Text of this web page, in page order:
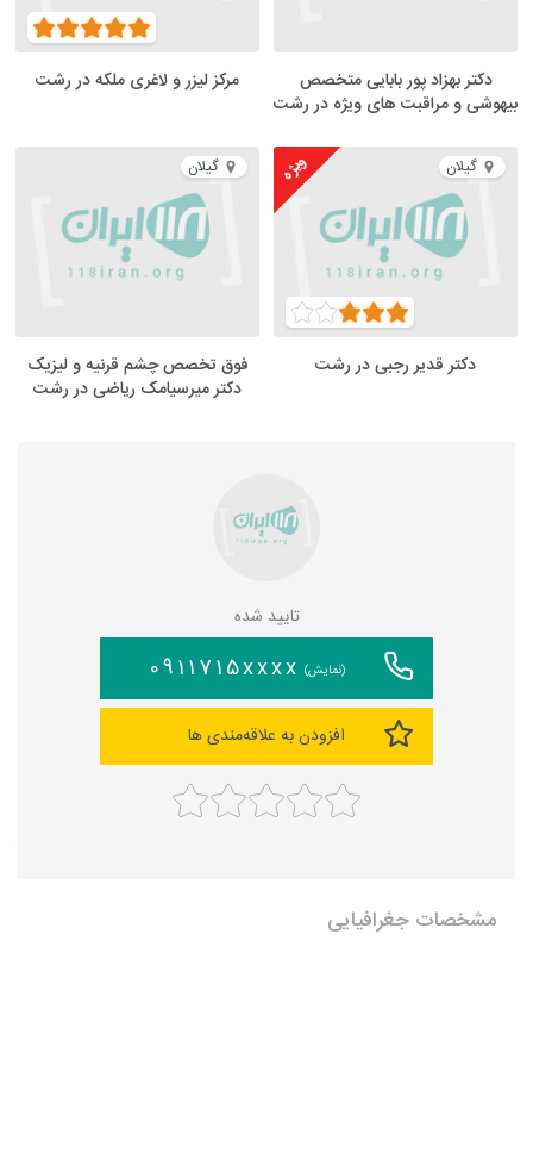
دکتر بهزاد پور بابایی متخصص
بیهوشی و مراقبت های ویژه در رشت
مرکز لیزر و لاغری ملکه در رشت
گیلان ویژه
دکتر قدیر رجبی در رشت
گیلان
فوق تخصص چشم قرنیه و لیزیک
دکتر میرسیامک ریاضی در رشت
تایید شده
(نمایش) 0911715xxxx
افزودن به علاقه‌مندی ها
مشخصات جغرافیایی